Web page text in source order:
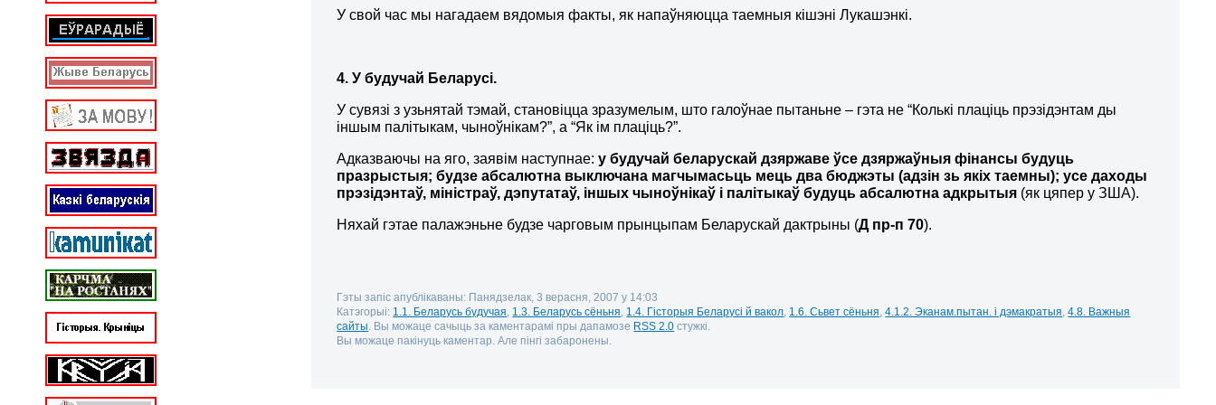
У свой час мы нагадаем вядомыя факты, як напаўняюцца таемныя кішэні Лукашэнкі.
4. У будучай Беларусі.
У сувязі з узьнятай тэмай, становіцца зразумелым, што галоўнае пытаньне – гэта не “Колькі плаціць прэзідэнтам ды
іншым палітыкам, чыноўнікам?”, а “Як ім плаціць?”.
Адказваючы на яго, заявім наступнае:у будучай беларускай дзяржаве ўсе дзяржаўныя фінансы будуць
празрыстыя; будзе абсалютна выключана магчымасьць мець два бюджэты (адзін зь якіх таемны); усе даходы
прэзідэнтаў, міністраў, дэпутатаў, іншых чыноўнікаў і палітыкаў будуць абсалютна адкрытыя (як цяпер у ЗША).
Няхай гэтае палажэньне будзе чарговым прынцыпам Беларускай дактрыны (Д пр-п 70).
Гэты запіс апублікаваны: Панядзелак, 3 верасня, 2007 у 14:03
Катэгорыі: 1.1. Беларусь будучая 1.3. Беларусь сёньня 1.4. Гісторыя Беларусі й вакол 1.6. Сьвет сёньня ,4.1.2. Эканам.пытан. і дэмакратыя ,4.8. Важныя
сайты
. Вы можаце сачыць за каментарамі пры дапамозе RSS 2.0 стужкі.
Вы можаце пакінуць каментар. Але пінгі забаронены.